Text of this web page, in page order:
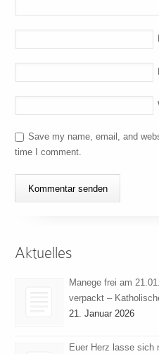
Save my name, email, and
time I comment.
Aktuelles
Manege frei am
verpackt –
21. Januar 2026
Euer Herz lasse sich